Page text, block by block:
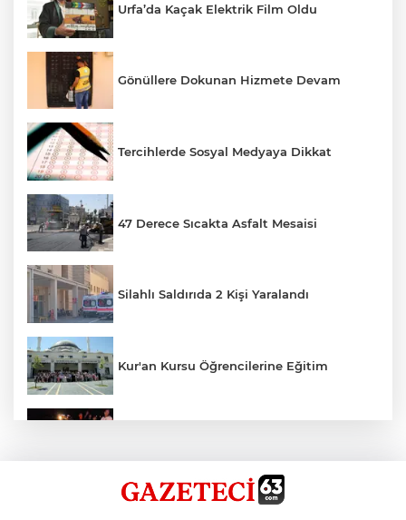
Urfa’da Kaçak Elektrik Film Oldu
Gönüllere Dokunan Hizmete Devam
Tercihlerde Sosyal Medyaya Dikkat
47 Derece Sıcakta Asfalt Mesaisi
Silahlı Saldırıda 2 Kişi Yaralandı
Kur'an Kursu Öğrencilerine Eğitim
Siverek’te Mahmut Gülel Dönemi